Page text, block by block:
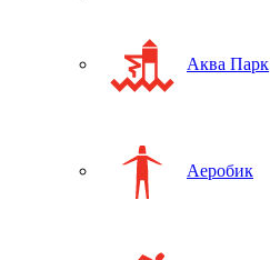
Аква Парк
Аеробик